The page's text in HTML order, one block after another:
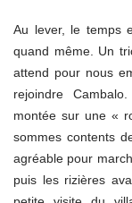
Au lever, le temps
quand même. Un
attend pour nous
rejoindre
montée sur une «
sommes contents
agréable pour
puis les rizières